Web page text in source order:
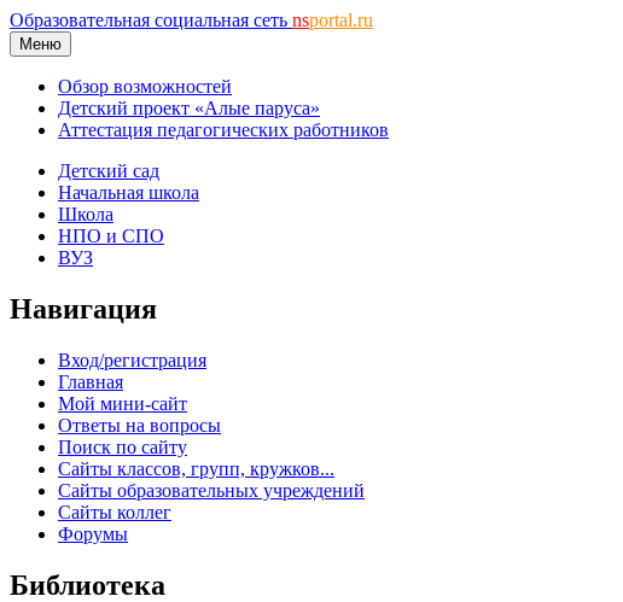
Образовательная социальная сеть nsportal.ru
Меню
Обзор возможностей
Детский проект «Алые паруса»
Аттестация педагогических работников
Детский сад
Начальная школа
Школа
НПО и СПО
ВУЗ
Навигация
Вход/регистрация
Главная
Мой мини-сайт
Ответы на вопросы
Поиск по сайту
Сайты классов, групп, кружков...
Сайты образовательных учреждений
Сайты коллег
Форумы
Библиотека